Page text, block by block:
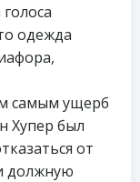
одежда
самым ущерб
Хупер был
от
должную